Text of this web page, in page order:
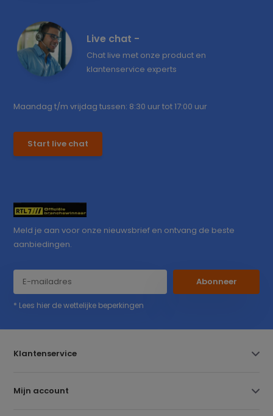
Live chat -
Chat live met onze product en
klantenservice experts
Maandag t/m vrijdag tussen: 8:30 uur tot 17:00 uur
Start live chat
Meld je aan voor onze nieuwsbrief en ontvang de beste
aanbiedingen.
Abonneer
* Lees hier de wettelijke beperkingen
Klantenservice
Mijn account